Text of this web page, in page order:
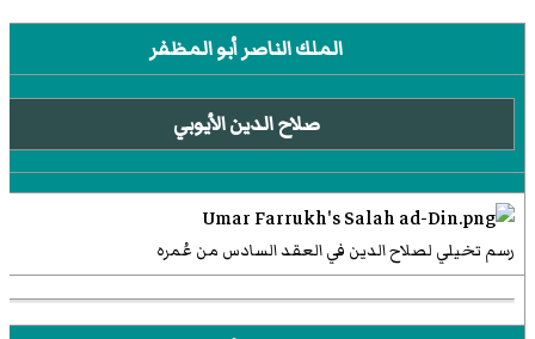
الملك الناصر أبو المظفر
صلاح الدين الأيوبي
رسم تخيلي لصلاح الدين في العقد السادس من عُمره